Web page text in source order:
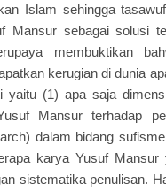
Islam sehingga
Mansur sebagai solusi
membuktikan
kerugian di dunia
(1) apa saja
Mansur terhadap
dalam bidang
karya Yusuf
sistematika penulisan.